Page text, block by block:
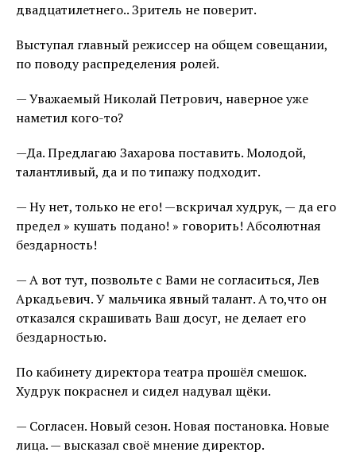
двадцатилетнего.. Зритель не поверит.
Выступал главный режиссер на общем совещании,
по поводу распределения ролей.
— Уважаемый Николай Петрович, наверное уже
наметил кого-то?
—Да. Предлагаю Захарова поставить. Молодой,
талантливый, да и по типажу подходит.
— Ну нет, только не его! —вскричал худрук, — да его
предел » кушать подано! » говорить! Абсолютная
бездарность!
— А вот тут, позвольте с Вами не согласиться, Лев
Аркадьевич. У мальчика явный талант. А то,что он
отказался скрашивать Ваш досуг, не делает его
бездарностью.
По кабинету директора театра прошёл смешок.
Худрук покраснел и сидел надувал щёки.
— Согласен. Новый сезон. Новая постановка. Новые
лица. — высказал своё мнение директор.